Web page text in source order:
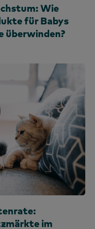
Wie
für Babys
überwinden?
im